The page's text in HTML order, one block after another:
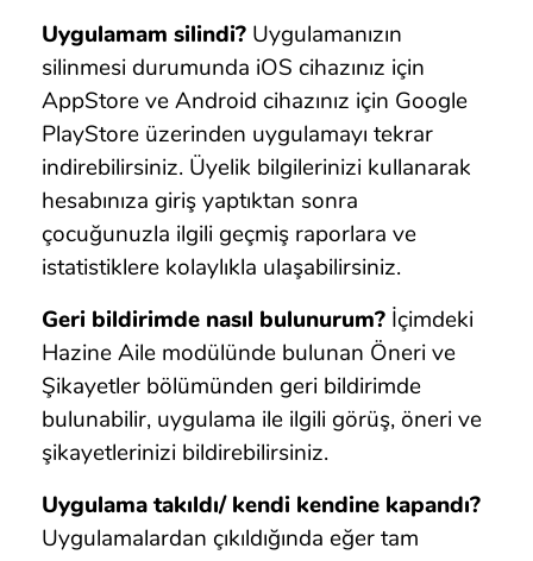
Uygulamam silindi? Uygulamanızın
silinmesi durumunda iOS cihazınız için
AppStore ve Android cihazınız için Google
PlayStore üzerinden uygulamayı tekrar
indirebilirsiniz. Üyelik bilgilerinizi kullanarak
hesabınıza giriş yaptıktan sonra
çocuğunuzla ilgili geçmiş raporlara ve
istatistiklere kolaylıkla ulaşabilirsiniz.
Geri bildirimde nasıl bulunurum? İçimdeki
Hazine Aile modülünde bulunan Öneri ve
Şikayetler bölümünden geri bildirimde
bulunabilir, uygulama ile ilgili görüş, öneri ve
şikayetlerinizi bildirebilirsiniz.
Uygulama takıldı/ kendi kendine kapandı?
Uygulamalardan çıkıldığında eğer tam